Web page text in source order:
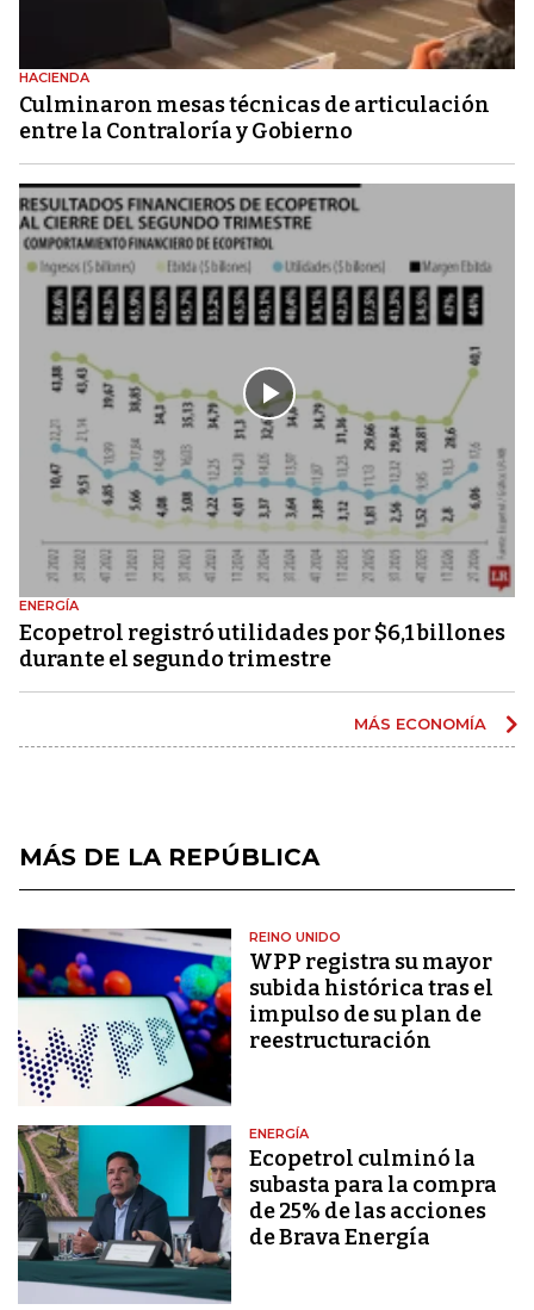
HACIENDA
Culminaron mesas técnicas de articulación
entre la Contraloría y Gobierno
ENERGÍA
Ecopetrol registró utilidades por $6,1 billones
durante el segundo trimestre
MÁS ECONOMÍA
MÁS DE LA REPÚBLICA
REINO UNIDO
WPP registra su mayor
subida histórica tras el
impulso de su plan de
reestructuración
ENERGÍA
Ecopetrol culminó la
subasta para la compra
de 25% de las acciones
de Brava Energía